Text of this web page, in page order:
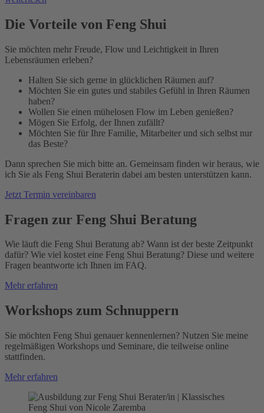
Die Vorteile von Feng Shui
Sie möchten mehr Freude, Flow und Leichtigkeit in Ihren
Lebensräumen erleben?
Halten Sie sich gerne in glücklichen Räumen auf?
Möchten Sie ein gutes und stabiles Gefühl in Ihren Räumen
haben?
Wollen Sie einen mühelosen Flow im Leben genießen?
Mögen Sie Erfolg, der Ihnen zufällt?
Möchten Sie für Ihre Familie, Mitarbeiter und sich selbst nur
das Beste?
Dann sprechen Sie mich bitte an. Gemeinsam finden wir heraus, wie
ich Sie als Feng Shui Beraterin dabei am besten unterstützen kann.
Jetzt Termin vereinbaren
Fragen zur Feng Shui Beratung
Wie läuft die Feng Shui Beratung ab? Wann ist der beste Zeitpunkt
dafür? Wie viel kostet eine Feng Shui Beratung? Diese und weitere
Fragen beantworte ich Ihnen im FAQ.
Mehr erfahren
Workshops zum Schnuppern
Sie möchten Feng Shui genauer kennenlernen? Nutzen Sie meine
regelmäßigen Workshops und Seminare, die teilweise online
stattfinden.
Mehr erfahren